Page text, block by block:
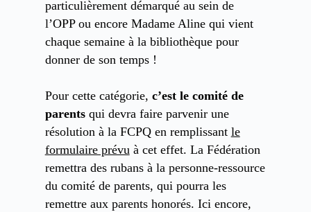
particulièrement démarqué au sein de
l’OPP ou encore Madame Aline qui vient
chaque semaine à la bibliothèque pour
donner de son temps !
Pour cette catégorie, c’est le comité de
parentsqui devra faire parvenir une
résolution à la FCPQ en remplissant le
formulaire prévuà cet effet. La Fédération
remettra des rubans à la personne-ressource
du comité de parents, qui pourra les
remettre aux parents honorés. Ici encore,